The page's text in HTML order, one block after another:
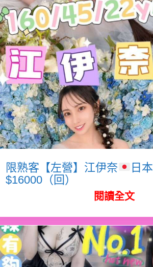
限熟客【左營】江伊奈
日本
$16000（回）
閱讀全文